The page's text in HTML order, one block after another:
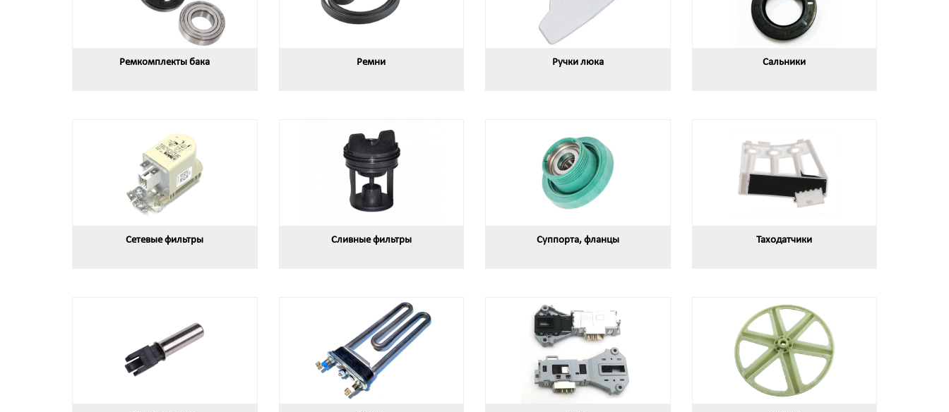
Ремкомплекты бака Ремни Ручки люка Сальники
Сетевые фильтры Сливные фильтры Суппорта, фланцы Таходатчики